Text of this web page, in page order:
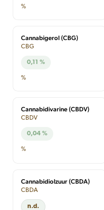
%
Cannabigerol (CBG)
CBG
0,11 %
%
Cannabidivarine (CBDV)
CBDV
0,04 %
%
Cannabidiolzuur (CBDA)
CBDA
n.d.